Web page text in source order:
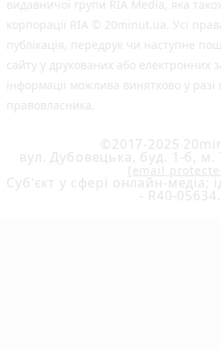
видавничої групи RIA Media, яка
корпорації RIA © 20minut.ua. Усі
публiкацiя, передрук чи наступне
сайту у друкованих або електронних
інформації можлива винятково у
правовласника.
©2017-2025
вул. Дубовецька, буд. 1-б, м.
[email
Cуб'єкт у сфері онлайн-медіа;
- R40-05634.